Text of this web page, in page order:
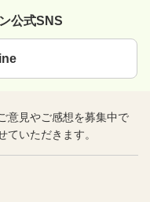
公式SNS
意見やご感想を募集中で
いただきます。